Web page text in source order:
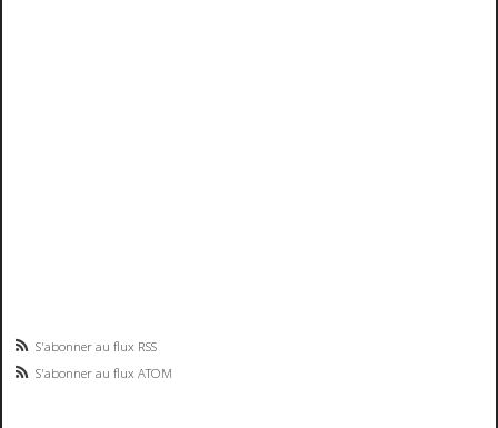
S'abonner au flux RSS
S'abonner au flux ATOM